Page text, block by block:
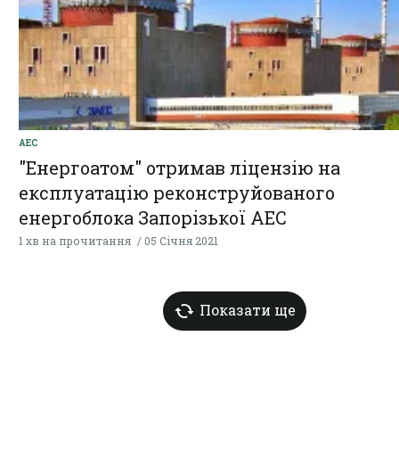
АЕС
"Енергоатом" отримав ліцензію на
експлуатацію реконструйованого
енергоблока Запорізької АЕС
1 хв на прочитання 05 Січня 2021
Показати ще